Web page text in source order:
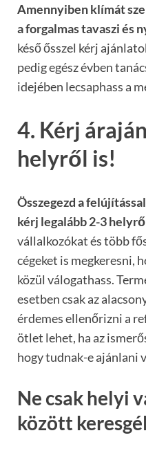
Amennyiben klímát
a forgalmas tavaszi és
késő ősszel kérj
pedig egész évben
idejében lecsaphass a
4. Kérj
helyről is!
Összegezd a
kérj legalább 2-3
vállalkozókat és több
cégeket is megkeresni,
közül válogathass.
esetben csak az
érdemes ellenőrizni a
ötlet lehet, ha az
hogy tudnak-e ajánlani
Ne csak helyi
között